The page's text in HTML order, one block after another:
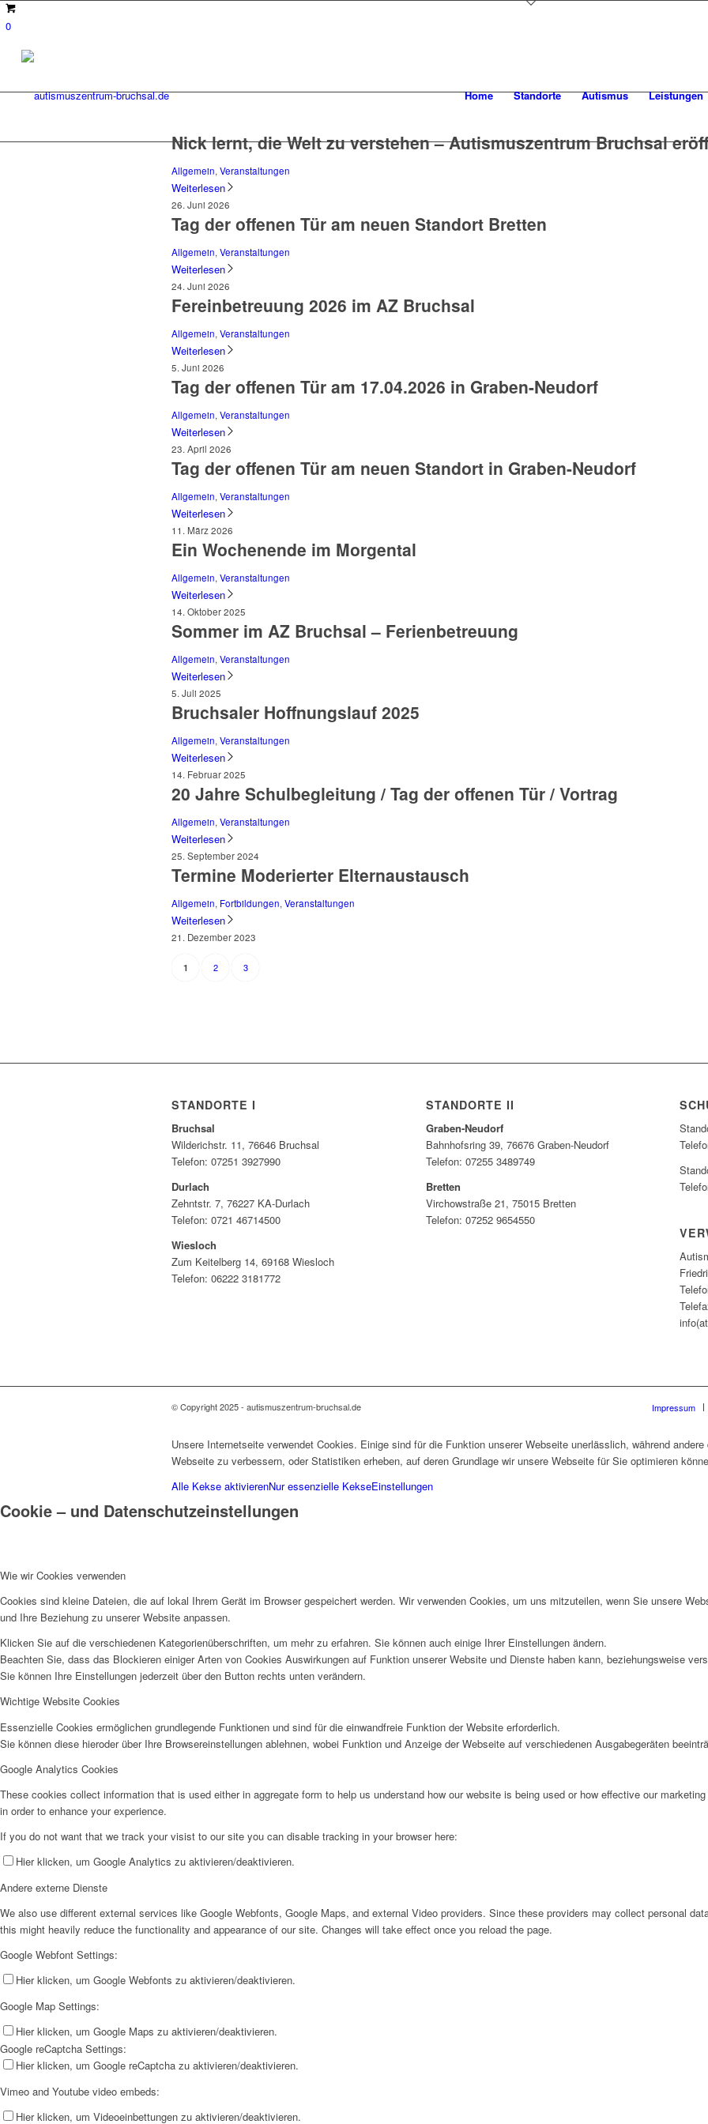
0
Home Standorte Autismus Leistungen
Nick lernt, die Welt zu verstehen – Autismuszentrum Bruchsal
Allgemein, Veranstaltungen
Weiterlesen
26. Juni 2026
Tag der offenen Tür am neuen Standort Bretten
Allgemein, Veranstaltungen
Weiterlesen
24. Juni 2026
Fereinbetreuung 2026 im AZ Bruchsal
Allgemein, Veranstaltungen
Weiterlesen
5. Juni 2026
Tag der offenen Tür am 17.04.2026 in Graben-Neudorf
Allgemein, Veranstaltungen
Weiterlesen
23. April 2026
Tag der offenen Tür am neuen Standort in Graben-Neudorf
Allgemein, Veranstaltungen
Weiterlesen
11. März 2026
Ein Wochenende im Morgental
Allgemein, Veranstaltungen
Weiterlesen
14. Oktober 2025
Sommer im AZ Bruchsal – Ferienbetreuung
Allgemein, Veranstaltungen
Weiterlesen
5. Juli 2025
Bruchsaler Hoffnungslauf 2025
Allgemein, Veranstaltungen
Weiterlesen
14. Februar 2025
20 Jahre Schulbegleitung / Tag der offenen Tür / Vortrag
Allgemein, Veranstaltungen
Weiterlesen
25. September 2024
Termine Moderierter Elternaustausch
Allgemein, Fortbildungen, Veranstaltungen
Weiterlesen
21. Dezember 2023
1 2 3
STANDORTE I
Bruchsal
Wilderichstr. 11, 76646 Bruchsal
Telefon: 07251 3927990
Durlach
Zehntstr. 7, 76227 KA-Durlach
Telefon: 0721 46714500
Wiesloch
Zum Keitelberg 14, 69168 Wiesloch
Telefon: 06222 3181772
STANDORTE II
Graben-Neudorf
Bahnhofsring 39, 76676 Graben-Neudorf
Telefon: 07255 3489749
Bretten
Virchowstraße 21, 75015 Bretten
Telefon: 07252 9654550
© Copyright 2025 - autismuszentrum-bruchsal.de Impressum
Unsere Internetseite verwendet Cookies. Einige sind für die Funktion unserer Webseite unerlässlich, während
Webseite zu verbessern, oder Statistiken erheben, auf deren Grundlage wir unsere Webseite für Sie optimieren
Alle Kekse aktivierenNur essenzielle KekseEinstellungen
Cookie – und Datenschutzeinstellungen
Wie wir Cookies verwenden
Cookies sind kleine Dateien, die auf lokal Ihrem Gerät im Browser gespeichert werden. Wir verwenden Cookies, um uns mitzuteilen, wenn Sie unsere
und Ihre Beziehung zu unserer Website anpassen.
Klicken Sie auf die verschiedenen Kategorienüberschriften, um mehr zu erfahren. Sie können auch einige Ihrer Einstellungen ändern.
Beachten Sie, dass das Blockieren einiger Arten von Cookies Auswirkungen auf Funktion unserer Website und Dienste haben kann, beziehungsweise
Sie können Ihre Einstellungen jederzeit über den Button rechts unten verändern.
Wichtige Website Cookies
Essenzielle Cookies ermöglichen grundlegende Funktionen und sind für die einwandfreie Funktion der Website erforderlich.
Sie können diese hieroder über Ihre Browsereinstellungen ablehnen, wobei Funktion und Anzeige der Webseite auf verschiedenen Ausgabegeräten
Google Analytics Cookies
These cookies collect information that is used either in aggregate form to help us understand how our website is being used or how effective our
in order to enhance your experience.
If you do not want that we track your visist to our site you can disable tracking in your browser here:
Hier klicken, um Google Analytics zu aktivieren/deaktivieren.
Andere externe Dienste
We also use different external services like Google Webfonts, Google Maps, and external Video providers. Since these providers may collect personal
this might heavily reduce the functionality and appearance of our site. Changes will take effect once you reload the page.
Google Webfont Settings:
Hier klicken, um Google Webfonts zu aktivieren/deaktivieren.
Google Map Settings:
Hier klicken, um Google Maps zu aktivieren/deaktivieren.
Google reCaptcha Settings:
Hier klicken, um Google reCaptcha zu aktivieren/deaktivieren.
Vimeo and Youtube video embeds:
Hier klicken, um Videoeinbettungen zu aktivieren/deaktivieren.